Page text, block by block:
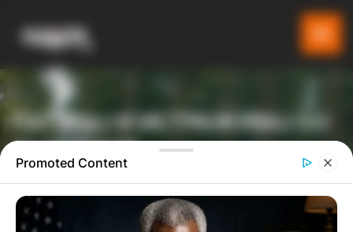
ПАТУВАЈ И ИСТРАЖУВАЈ СО
GLADIATOR
ТУРИСТИЧКА ПЛАТФОРМА
Promoted Content